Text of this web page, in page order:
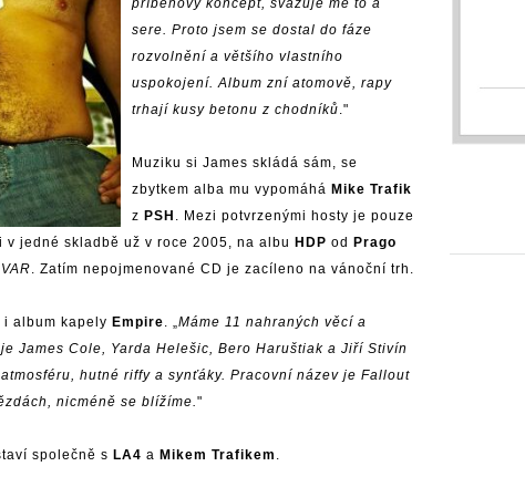
příběhový koncept, svazuje mě to a
sere. Proto jsem se dostal do fáze
rozvolnění a většího vlastního
uspokojení. Album zní atomově, rapy
trhají kusy betonu z chodníků."
Muziku si James skládá sám, se
zbytkem alba mu vypomáhá Mike Trafik
z PSH . Mezi potvrzenými hosty je pouze
v jedné skladbě už v roce 2005, na albu HDP od
Prago
VAR. Zatím nepojmenované CD je zacíleno na vánoční trh.
album kapely Empire. „Máme 11 nahraných věcí a
James Cole, Yarda Helešic, Bero Haruštiak a Jiří Stivín
hutné riffy a synťáky. Pracovní název je Fallout
nicméně se blížíme."
společně s LA4 a Mikem Trafikem .